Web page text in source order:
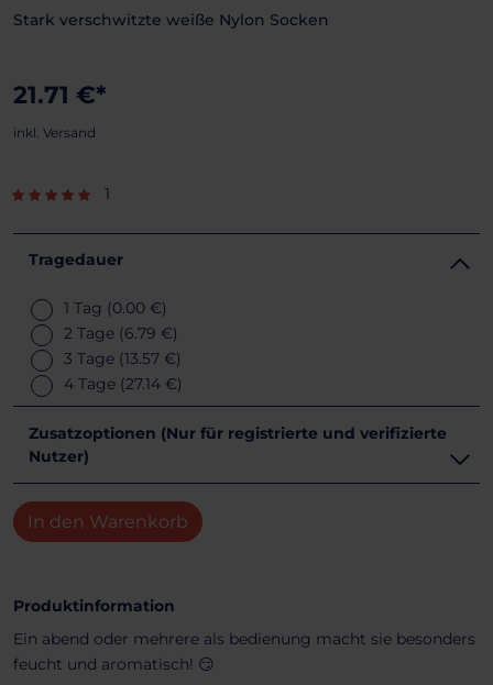
Stark verschwitzte weiße Nylon Socken
21.71 €*
inkl. Versand
1
Tragedauer
1 Tag (0.00 €)
2 Tage (6.79 €)
3 Tage (13.57 €)
4 Tage (27.14 €)
Zusatzoptionen (Nur für registrierte und verifizierte
Nutzer)
In den Warenkorb
Produktinformation
Ein abend oder mehrere als bedienung macht sie besonders
feucht und aromatisch! 😏